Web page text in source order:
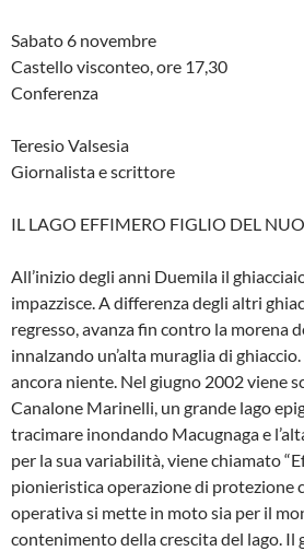
Sabato 6 novembre
Castello visconteo, ore 17,30
Conferenza
Teresio Valsesia
Giornalista e scrittore
IL LAGO EFFIMERO FIGLIO DEL
All’inizio degli anni Duemila il
impazzisce. A differenza degli altri
regresso, avanza fin contro la morena
innalzando un’alta muraglia di
ancora niente. Nel giugno 2002 viene
Canalone Marinelli, un grande lago
tracimare inondando Macugnaga e
per la sua variabilità, viene chiamato
pionieristica operazione di protezione
operativa si mette in moto sia per il
contenimento della crescita del lago. Il